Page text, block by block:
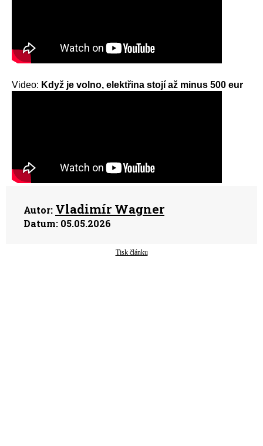
Video: Když je volno, elektřina stojí až minus 500 eur
Autor: Vladimír Wagner
Datum: 05.05.2026
Tisk článku